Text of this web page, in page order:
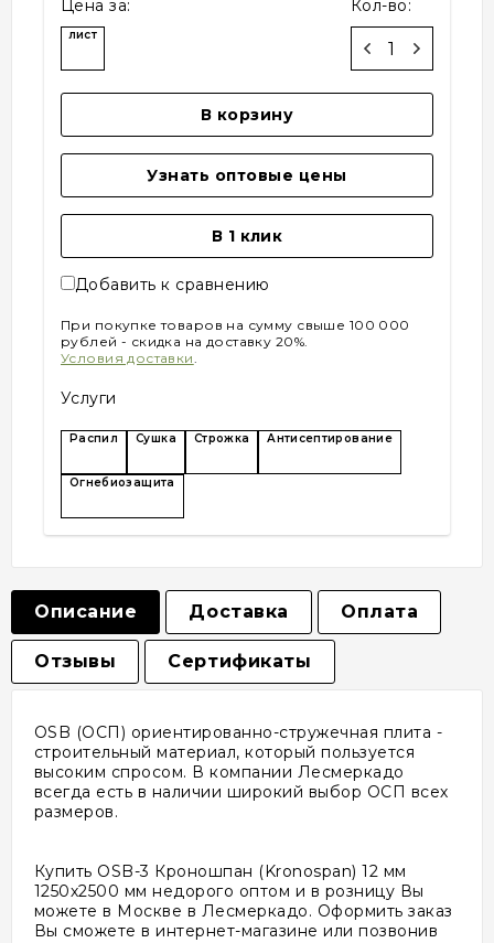
Цена за:
лист
Кол-во:
В корзину
Узнать оптовые цены
В 1 клик
Добавить к сравнению
При покупке товаров на сумму свыше 100 000
рублей - скидка на доставку 20%.
Условия доставки.
Услуги
Распил Сушка Строжка Антисептирование
Огнебиозащита
Описание Доставка Оплата
Отзывы Сертификаты
OSB (ОСП) ориентированно-стружечная плита -
строительный материал, который пользуется
высоким спросом. В компании Лесмеркадо
всегда есть в наличии широкий выбор ОСП всех
размеров.
Купить OSB-3 Кроношпан (Kronospan) 12 мм
1250х2500 мм недорого оптом и в розницу Вы
можете в Москве в Лесмеркадо. Оформить заказ
Вы сможете в интернет-магазине или позвонив